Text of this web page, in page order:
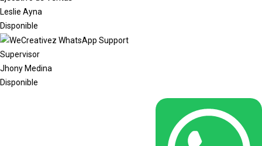
Leslie Ayna
Disponible
Supervisor
Jhony Medina
Disponible